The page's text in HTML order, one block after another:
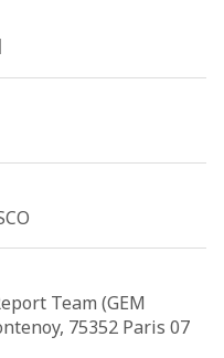
Team (GEM
75352 Paris 07